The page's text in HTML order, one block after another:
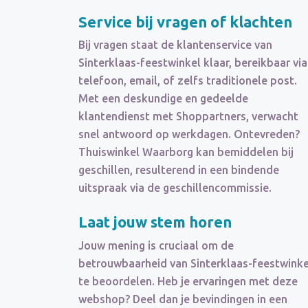
Service bij vragen of klachten
Bij vragen staat de klantenservice van
Sinterklaas-feestwinkel klaar, bereikbaar via
telefoon, email, of zelfs traditionele post.
Met een deskundige en gedeelde
klantendienst met Shoppartners, verwacht
snel antwoord op werkdagen. Ontevreden?
Thuiswinkel Waarborg kan bemiddelen bij
geschillen, resulterend in een bindende
uitspraak via de geschillencommissie.
Laat jouw stem horen
Jouw mening is cruciaal om de
betrouwbaarheid van Sinterklaas-
te beoordelen. Heb je ervaringen met deze
webshop? Deel dan je bevindingen in een